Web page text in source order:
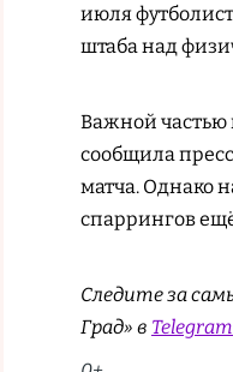
июля
штаба над
Важной частью
сообщила
матча. Однако
спаррингов
Следите за
Град» в Telegram